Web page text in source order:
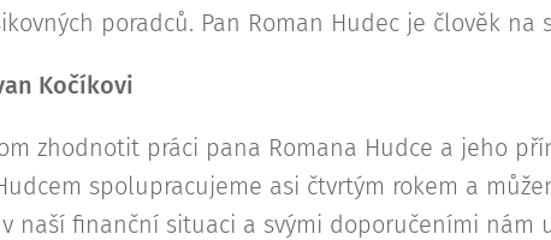
poradců. Pan Roman Hudec je člověk na
Kočíkovi
zhodnotit práci pana Romana Hudce a jeho
spolupracujeme asi čtvrtým rokem a
naší finanční situaci a svými doporučeními nám